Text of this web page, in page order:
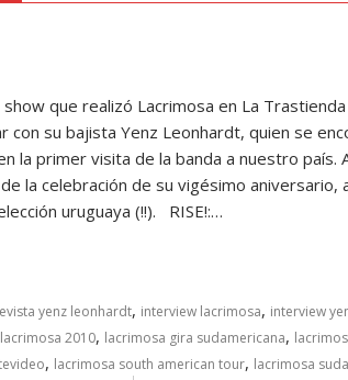
que realizó Lacrimosa en La
su bajista Yenz Leonhardt, quien se
la primer visita de la banda a nuestro país.
la celebración de su vigésimo aniversario,
uruguaya (!!). RISE!:…
yenz leonhardt, interview lacrimosa, interview
lacrimosa 2010, lacrimosa gira sudamericana,
, lacrimosa south american tour, lacrimosa